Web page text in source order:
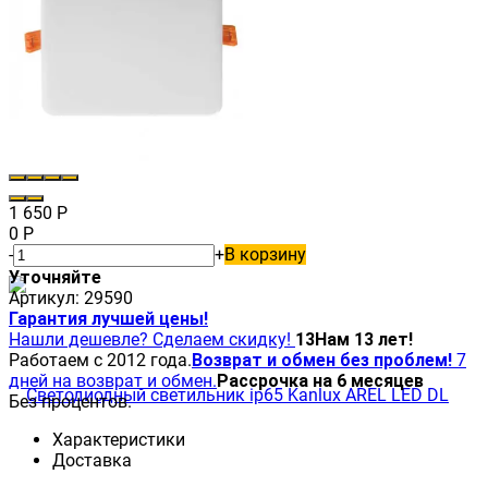
1 650 Р
0 Р
-
+В корзину
Уточняйте
Артикул: 29590
Гарантия лучшей цены!
Нашли дешевле? Сделаем скидку! 13Нам 13 лет!
Работаем с 2012 года.Возврат и обмен без проблем! 7
дней на возврат и обмен.Рассрочка на 6 месяцев
Без процентов.
Характеристики
Доставка